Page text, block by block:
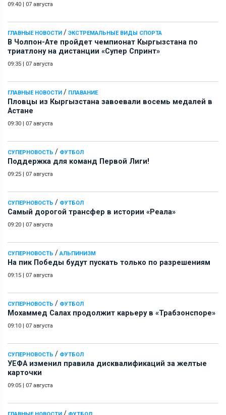
09:40 | 07 августа
ГЛАВНЫЕ НОВОСТИ / ЭКСТРЕМАЛЬНЫЕ ВИДЫ СПОРТА
В Чолпон-Ате пройдет чемпионат Кыргызстана по
триатлону на дистанции «Супер Спринт»
09:35 | 07 августа
ГЛАВНЫЕ НОВОСТИ / ПЛАВАНИЕ
Пловцы из Кыргызстана завоевали восемь медалей в
Астане
09:30 | 07 августа
СУПЕРНОВОСТЬ / ФУТБОЛ
Поддержка для команд Первой Лиги!
09:25 | 07 августа
СУПЕРНОВОСТЬ / ФУТБОЛ
Самый дорогой трансфер в истории «Реала»
09:20 | 07 августа
СУПЕРНОВОСТЬ / АЛЬПИНИЗМ
На пик Победы будут пускать только по разрешениям
09:15 | 07 августа
СУПЕРНОВОСТЬ / ФУТБОЛ
Мохаммед Салах продолжит карьеру в «Трабзонспоре»
09:10 | 07 августа
СУПЕРНОВОСТЬ / ФУТБОЛ
УЕФА изменил правила дисквалификаций за желтые
карточки
09:05 | 07 августа
/